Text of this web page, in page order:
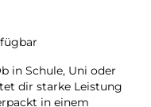
in Schule, Uni oder
dir starke Leistung
in einem